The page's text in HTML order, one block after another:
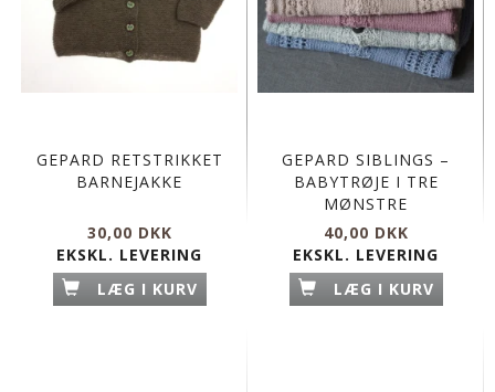
GEPARD RETSTRIKKET
BARNEJAKKE
30,00 DKK
EKSKL. LEVERING
LÆG I KURV
GEPARD SIBLINGS –
BABYTRØJE I TRE
MØNSTRE
40,00 DKK
EKSKL. LEVERING
LÆG I KURV